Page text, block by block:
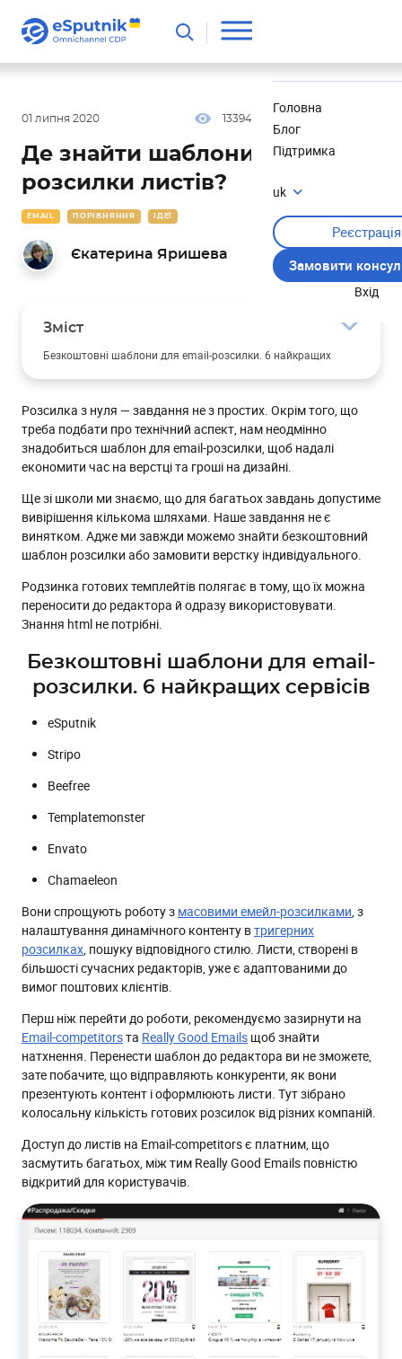
Головна
Блог
Підтримка
uk
Реєстрація
Замовити
Вхід
01 липня 2020 13394
EMAIL ПОРІВНЯННЯ ІДЕЇ
Де знайти шаблони для
розсилки листів?
Єкатерина Яришева
Зміст
Безкоштовні шаблони для email-розсилки. 6 найкращих
Stripo
Beefree
Envato
Chamaileon
Розсилка з нуля — завдання не з простих. Окрім того, що
треба подбати про технічний аспект, нам неодмінно
знадобиться шаблон для email-розсилки, щоб надалі
економити час на верстці та гроші на дизайні.
Ще зі школи ми знаємо, що для багатьох завдань допустиме
вивірішення кількома шляхами. Наше завдання не є
винятком. Адже ми завжди можемо знайти безкоштовний
шаблон розсилки або замовити верстку індивідуального.
Родзинка готових темплейтів полягає в тому, що їх можна
переносити до редактора й одразу використовувати.
Знання html не потрібні.
Безкоштовні шаблони для email-
розсилки. 6 найкращих сервісів
eSputnik
Stripo
Beefree
Templatemonster
Envato
Chamaeleon
Вони спрощують роботу з масовими емейл-розсилками, з
налаштування динамічного контенту втригерних
розсилках, пошуку відповідного стилю. Листи, створені в
більшості сучасних редакторів, уже є адаптованими до
вимог поштових клієнтів.
Перш ніж перейти до роботи, рекомендуємо зазирнути на
Email-competitorsта Really Good Emails щоб знайти
натхнення. Перенести шаблон до редактора ви не зможете,
зате побачите, що відправляють конкуренти, як вони
презентують контент і оформлюють листи. Тут зібрано
колосальну кількість готових розсилок від різних компаній.
Доступ до листів на Email-competitors є платним, що
засмутить багатьох, між тим Really Good Emails повністю
відкритий для користувачів.